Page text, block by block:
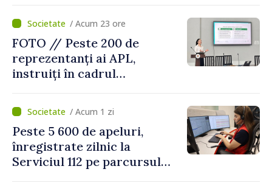
/ Acum 23 ore
FOTO // Peste 200 de
reprezentanți ai APL,
instruiți în cadrul
Mediu privind aplicarea a
două regulamente din
domeniu
/ Acum 1 zi
Peste 5 600 de apeluri,
înregistrate zilnic la
Serviciul 112 pe parcursul